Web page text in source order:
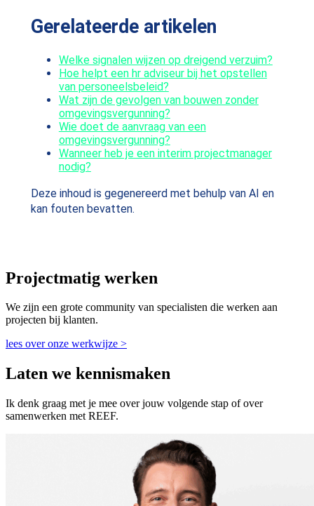
Gerelateerde artikelen
Welke signalen wijzen op dreigend verzuim?
Hoe helpt een hr adviseur bij het opstellen
van personeelsbeleid?
Wat zijn de gevolgen van bouwen zonder
omgevingsvergunning?
Wie doet de aanvraag van een
omgevingsvergunning?
Wanneer heb je een interim projectmanager
nodig?
Deze inhoud is gegenereerd met behulp van AI en
kan fouten bevatten.
Projectmatig werken
We zijn een grote community van specialisten die werken aan
projecten bij klanten.
lees over onze werkwijze >
Laten we kennismaken
Ik denk graag met je mee over jouw volgende stap of over
samenwerken met REEF.